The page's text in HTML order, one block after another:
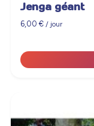
Jenga géant
6,00€ / jour